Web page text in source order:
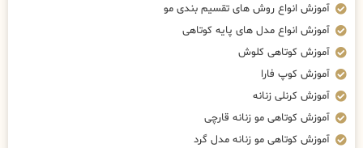
آموزش انواع روش های تقسیم بندی مو
آموزش انواع مدل های پایه کوتاهی
آموزش کوتاهی کلوش
آموزش کوپ فارا
آموزش کرنلی زنانه
آموزش کوتاهی مو زنانه قارچی
آموزش کوتاهی مو زنانه مدل گرد